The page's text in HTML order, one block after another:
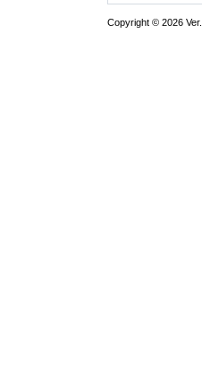
Copyright © 2026 Ver.